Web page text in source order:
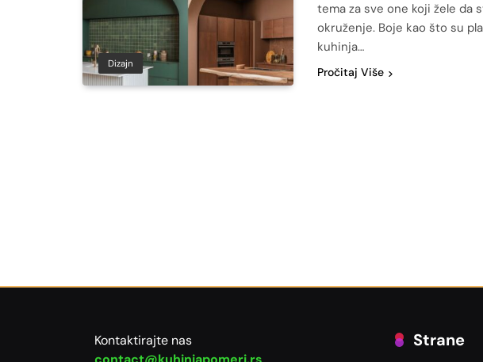
Dizajn
tema za sve one koji žele da
okruženje. Boje kao što su
kuhinja…
Pročitaj Više
Kontaktirajte nas
Strane